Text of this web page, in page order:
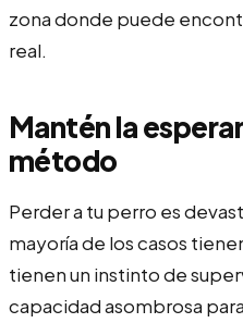
zona donde puede
real.
Mantén la
método
Perder a tu perro es
mayoría de los casos
tienen un instinto de
capacidad asombrosa